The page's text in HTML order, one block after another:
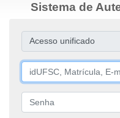
Sistema de
Acesso unificado